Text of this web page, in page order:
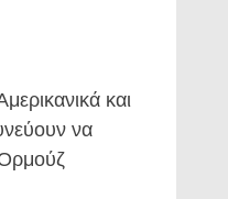
και
να